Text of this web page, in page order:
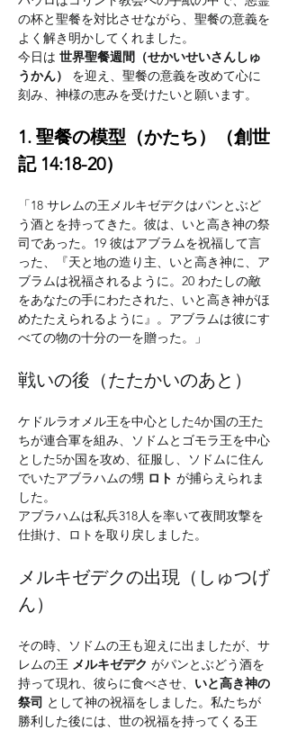
の杯と聖餐を対比させながら、聖餐の意義を
よく解き明かしてくれました。
今日は 世界聖餐週間（せかいせいさんしゅ
うかん）
を迎え、聖餐の意義を改めて心に
刻み、神様の恵みを受けたいと願います。
1. 聖餐の模型（かたち）（創世
記 14:18-20）
「18 サレムの王メルキゼデクはパンとぶど
う酒とを持ってきた。彼は、いと高き神の祭
司であった。19 彼はアブラムを祝福して言
った、『天と地の造り主、いと高き神に、ア
ブラムは祝福されるように。20 わたしの敵
をあなたの手にわたされた、いと高き神がほ
めたたえられるように』。アブラムは彼にす
べての物の十分の一を贈った。」
戦いの後（たたかいのあと）
ケドルラオメル王を中心とした4か国の王た
ちが連合軍を組み、ソドムとゴモラ王を中心
とした5か国を攻め、征服し、ソドムに住ん
でいたアブラハムの甥 ロト が捕らえられま
した。
アブラハムは私兵318人を率いて夜間攻撃を
仕掛け、ロトを取り戻しました。
メルキゼデクの出現（しゅつげ
ん）
その時、ソドムの王も迎えに出ましたが、サ
レムの王 メルキゼデク がパンとぶどう酒を
持って現れ、彼らに食べさせ、 いと高き神の
祭司 として神の祝福をしました。私たちが
勝利した後には、世の祝福を持ってくる王